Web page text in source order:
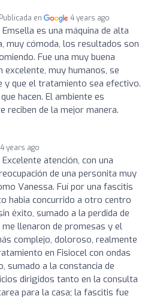
Publicada en 4 years ago
Emsella es una máquina de alta
muy cómoda, los resultados son
Fue una muy buena
excelente, muy humanos, se
y que el tratamiento sea efectivo.
hacen. El ambiente es
reciben de la mejor manera.
4 years ago
Excelente atención, con una
de una personita muy
Vanessa. Fuí por una fascitis
habia concurrido a otro centro
éxito, sumado a la perdida de
llenaron de promesas y el
complejo, doloroso, realmente
en Fisiocel con ondas
sumado a la constancia de
dirigidos tanto en la consulta
para la casa; la fascitis fue